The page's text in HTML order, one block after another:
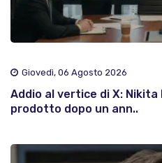
Giovedì, 06 Agosto 2026
Addio al vertice di X: Nikita
prodotto dopo un ann..